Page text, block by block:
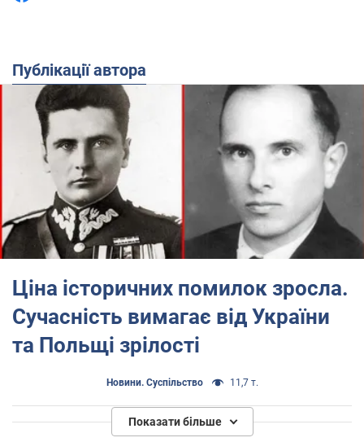
Публікації автора
Ціна історичних помилок зросла.
Сучасність вимагає від України
та Польщі зрілості
Новини. Суспільство 11,7 т.
Показати більше